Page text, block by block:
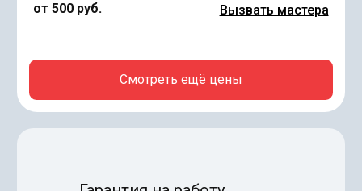
от 500 руб.
Вызвать мастера
Смотреть ещё цены